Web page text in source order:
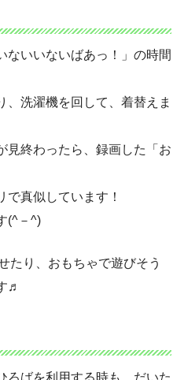
ないいないばあっ！」の時間
、洗濯機を回して、着替えま
見終わったら、録画した「お
で真似しています！
(^－^)
たり、おもちゃで遊びそう
♬
ろばを利用する時も、だいた